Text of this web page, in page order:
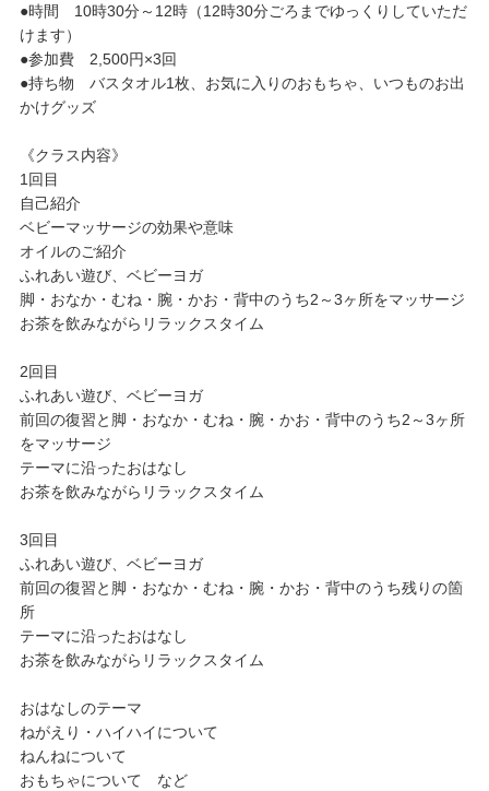
●時間 10時30分～12時（12時30分ごろまでゆっくりしていただ
けます）
●参加費 2,500円×3回
●持ち物 バスタオル1枚、お気に入りのおもちゃ、いつものお出
かけグッズ
《クラス内容》
1回目
自己紹介
ベビーマッサージの効果や意味
オイルのご紹介
ふれあい遊び、ベビーヨガ
脚・おなか・むね・腕・かお・背中のうち2～3ヶ所をマッサージ
お茶を飲みながらリラックスタイム
2回目
ふれあい遊び、ベビーヨガ
前回の復習と脚・おなか・むね・腕・かお・背中のうち2～3ヶ所
をマッサージ
テーマに沿ったおはなし
お茶を飲みながらリラックスタイム
3回目
ふれあい遊び、ベビーヨガ
前回の復習と脚・おなか・むね・腕・かお・背中のうち残りの箇
所
テーマに沿ったおはなし
お茶を飲みながらリラックスタイム
おはなしのテーマ
ねがえり・ハイハイについて
ねんねについて
おもちゃについて など